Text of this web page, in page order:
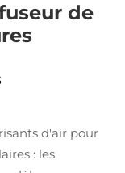
de
d'air pour
: les